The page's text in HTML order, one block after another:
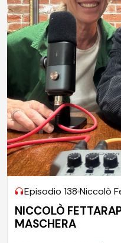
Episodio 138 Niccolò
NICCOLÒ
MASCHERA